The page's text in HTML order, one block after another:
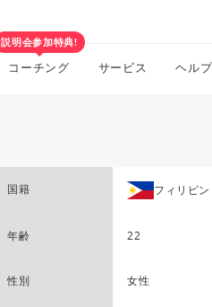
説明会参加特典!
コーチング サービス ヘルプ
国籍 フィリピン
年齢 22
性別 女性